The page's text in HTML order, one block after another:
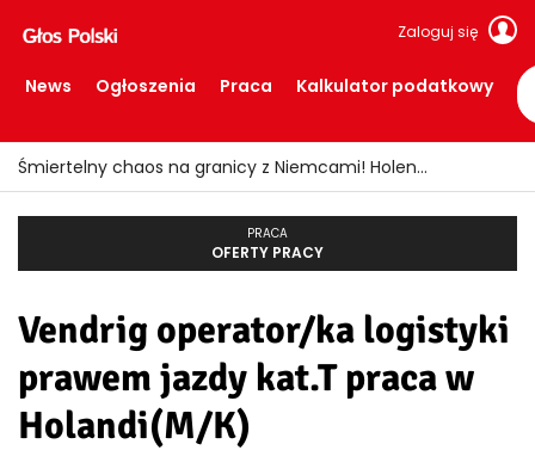
Zaloguj się
News Ogłoszenia Praca Kalkulator podatkowy
Śmiertelny chaos na granicy z Niemcami! Holendrzy żądają interwencji ministra
PRACA
OFERTY PRACY
Vendrig operator/ka logistyki
prawem jazdy kat.T praca w
Holandi(M/K)